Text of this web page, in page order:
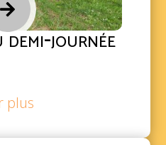

journée
plus